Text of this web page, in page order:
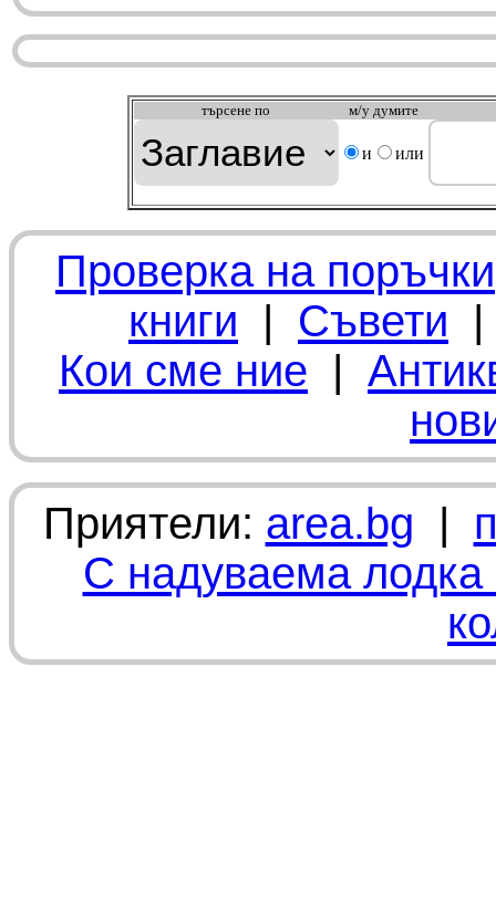
търсeне по м/у думите
и или
Проверка на поръчки
книги | Съвети
Кои сме ние |
Приятели: area.bg |
С надуваема лодка